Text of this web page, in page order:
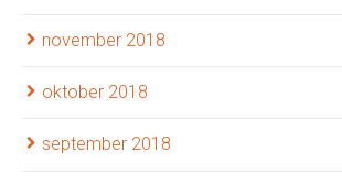
november 2018
oktober 2018
september 2018